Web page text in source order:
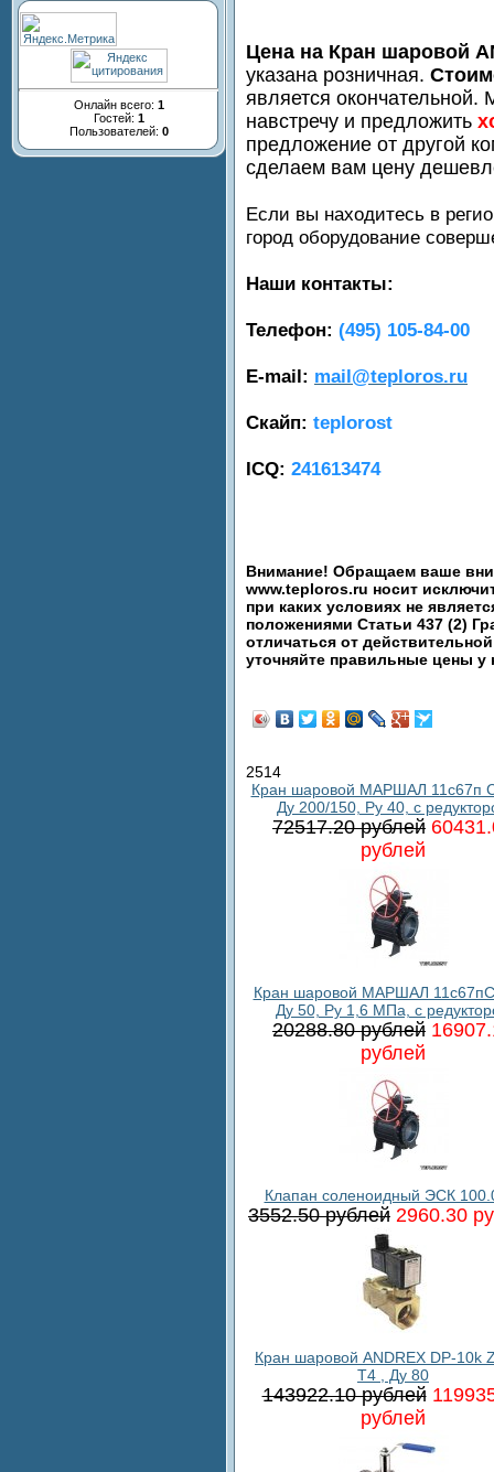
Онлайн всего: 1
Гостей: 1
Пользователей: 0
Цена на Кран шаровой
указана розничная.
является
навстречу и предложить
предложение от другой
сделаем вам цену
Если вы находитесь в
город оборудование
Наши контакты:
Телефон: (495) 105-84-00
E-mail: mail@teploros.ru
Скайп: teplorost
ICQ: 241613474
Внимание! Обращаем ваше
www.teploros.ru носит
при каких условиях не
положениями Статьи 437 (2)
отличаться от
уточняйте правильные цены
2514
Кран шаровой МАРШАЛ 11с67п
Ду 200/150, Ру 40, с
72517.20 рублей
рублей
Кран шаровой МАРШАЛ
Ду 50, Ру 1,6 МПа, с
20288.80 рублей
рублей
Клапан соленоидный ЭСК
3552.50 рублей 2960.30
Кран шаровой ANDREX DP-10k
T4 , Ду 80
143922.10 рублей
рублей